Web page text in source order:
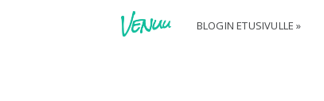
BLOGIN ETUSIVULLE »